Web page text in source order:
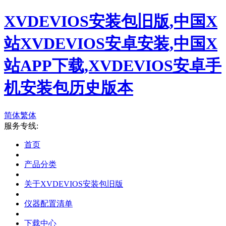
XVDEVIOS安装包旧版,中国X
站XVDEVIOS安卓安装,中国X
站APP下载,XVDEVIOS安卓手
机安装包历史版本
简体繁体
服务专线:
首页
产品分类
关于XVDEVIOS安装包旧版
仪器配置清单
下载中心